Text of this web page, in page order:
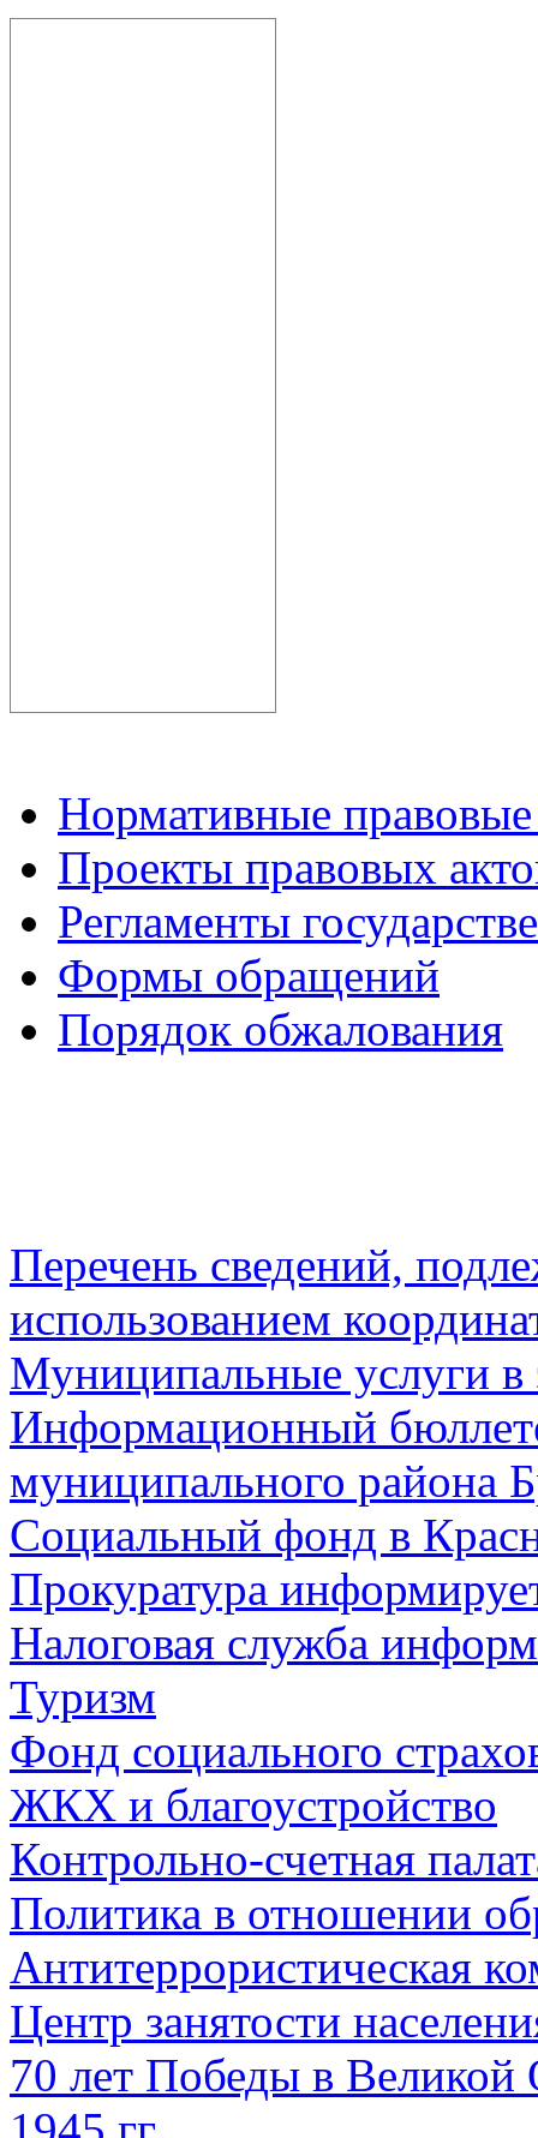
Нормативные
Проекты правовых
Регламенты
Формы обращений
Порядок обжалования
Перечень сведений,
использованием
Муниципальные услуги в
Информационный
муниципального района
Социальный фонд в
Прокуратура
Налоговая служба
Туризм
Фонд социального
ЖКХ и благоустройство
Контрольно-счетная
Политика в отношении
Антитеррористическая
Центр занятости
70 лет Победы в Великой